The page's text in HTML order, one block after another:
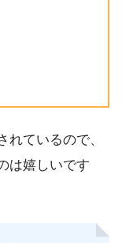
ているので、
は嬉しいです